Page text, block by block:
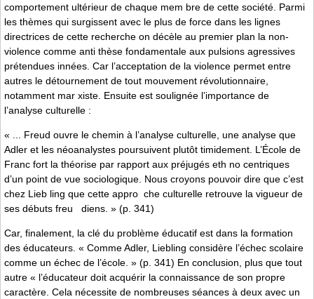
comportement ultérieur de chaque mem­ bre de cette société. Parmi
les thèmes qui surgissent avec le plus de force dans les lignes
directrices de cette recherche on décèle au premier plan la non-
violence comme anti­ thèse fondamentale aux pulsions agressives
prétendues innées. Car l’acceptation de la violence permet entre
autres le détournement de tout mouvement révolutionnaire,
notamment mar­ xiste. Ensuite est soulignée l’importance de
l’analyse culturelle :
« ... Freud ouvre le chemin à l’analyse culturelle, une analyse que
Adler et les néoanalystes poursuivent plutôt timidement. L’École de
Franc­ fort la théorise par rapport aux préjugés eth­ no­ centriques
d’un point de vue sociologique. Nous croyons pouvoir dire que c’est
chez Lieb­ ling que cette appro­ ­ che culturelle retrouve la vigueur de
ses débuts freu­ ­ ­ diens. » (p. 341)
Car, finalement, la clé du problème éducatif est dans la formation
des éducateurs. « Comme Adler, Liebling considère l’échec scolaire
comme un échec de l’école. » (p. 341) En conclusion, plus que tout
autre « l’éducateur doit acquérir la connaissance de son propre
caractère. Cela nécessite de nombreuses séances à deux avec un